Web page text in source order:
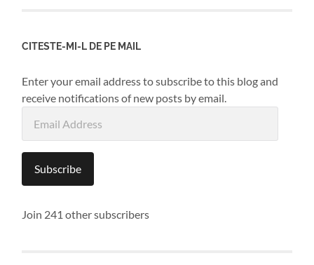
CITESTE-MI-L DE PE MAIL
Enter your email address to subscribe to this blog and
receive notifications of new posts by email.
Address
Subscribe
Join 241 other subscribers